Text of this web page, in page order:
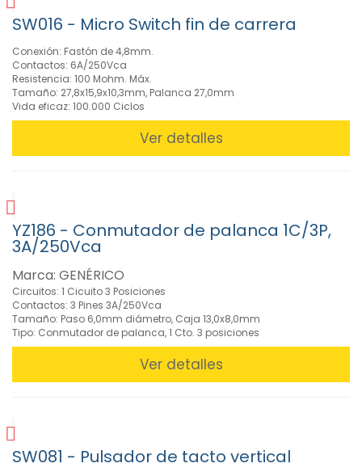
SW016 - Micro Switch fin de carrera
Conexión: Fastón de 4,8mm.
Contactos: 6A/250Vca
Resistencia: 100 Mohm. Máx.
Tamaño: 27,8x15,9x10,3mm, Palanca 27,0mm
Vida eficaz: 100.000 Ciclos
Ver detalles
YZ186 - Conmutador de palanca 1C/3P,
3A/250Vca
Marca: GENÉRICO
Circuitos: 1 Cicuito 3 Posiciones
Contactos: 3 Pines 3A/250Vca
Tamaño: Paso 6,0mm diámetro, Caja 13,0x8,0mm
Tipo: Conmutador de palanca, 1 Cto. 3 posiciones
Ver detalles
SW081 - Pulsador de tacto vertical